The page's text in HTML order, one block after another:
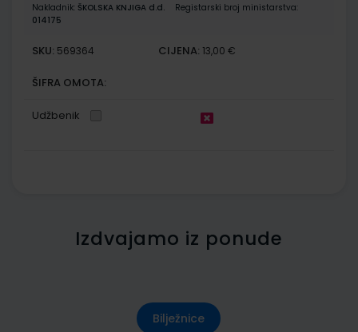
Nakladnik: ŠKOLSKA KNJIGA d.d.
Registarski broj ministarstva:
014175
SKU: 569364 CIJENA: 13,00 €
ŠIFRA OMOTA:
Udžbenik
Izdvajamo iz ponude
Bilježnice